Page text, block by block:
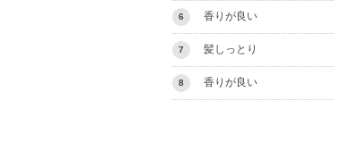
6 香りが良い
7 髪しっとり
8 香りが良い